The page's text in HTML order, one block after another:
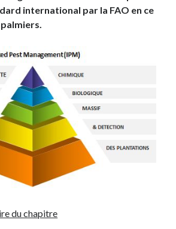
international par la FAO en ce
du chapitre